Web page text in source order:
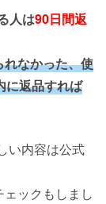
人は90日間返
なかった、使
に返品すれば
い内容は公式
ックもしまし